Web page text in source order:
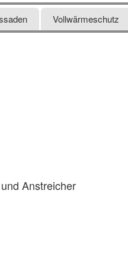
Vollwärmeschutz
Anstreicher